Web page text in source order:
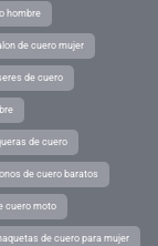
hombre
de cuero mujer
de cuero
de cuero
de cuero baratos
cuero moto
de cuero para mujer